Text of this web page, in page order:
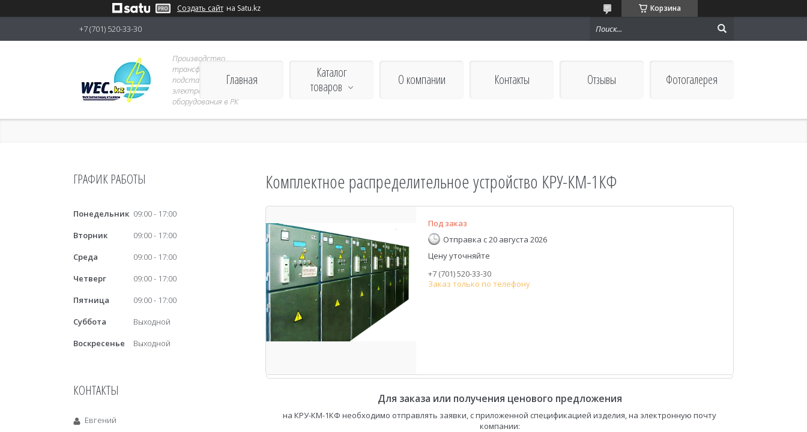
Создать сайт на Satu.kz Корзина
+7 (701) 520-33-30
Производство
трансформаторных
подстанций 6-10кВ и
электрораспределительного
оборудования в РК
Главная
Каталог
товаров
О компании Контакты Отзывы Фотогалерея
Комплектное распределительное устройство КРУ-КМ-1КФ
Под заказ
Отправка с 20 августа 2026
Цену уточняйте
+7 (701) 520-33-30
Заказ только по телефону
Для заказа или получения ценового предложения
на КРУ-КМ-1КФ необходимо отправлять заявки, с приложенной спецификацией изделия, на электронную почту
компании:
ГРАФИК РАБОТЫ
Понедельник 09:00
17:00
Вторник
09:00
17:00
Среда
09:00
17:00
Четверг
09:00
17:00
Пятница
09:00
17:00
Суббота
Выходной
Воскресенье
Выходной
КОНТАКТЫ
Евгений